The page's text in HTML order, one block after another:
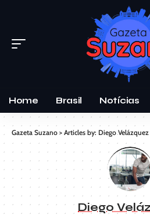
Home Brasil Notícias
Gazeta Suzano > Articles by: Diego Velázquez
Diego